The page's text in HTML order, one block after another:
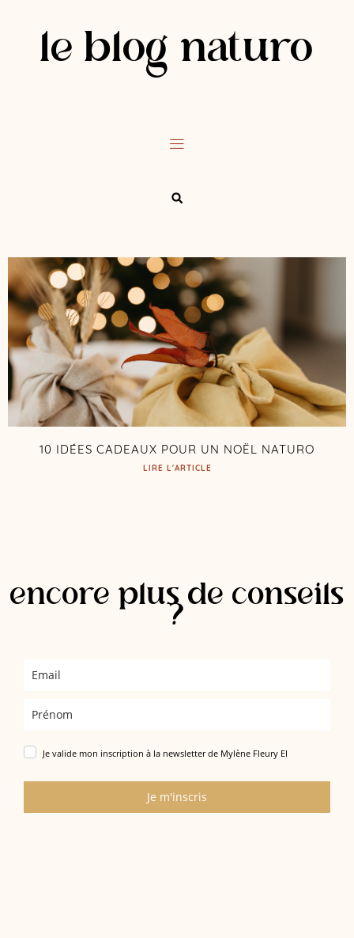
le blog naturo
10 IDÉES CADEAUX POUR UN NOËL NATURO
LIRE L'ARTICLE
encore plus de conseils
?
Je valide mon inscription à la newsletter de Mylène Fleury EI
Je m'inscris